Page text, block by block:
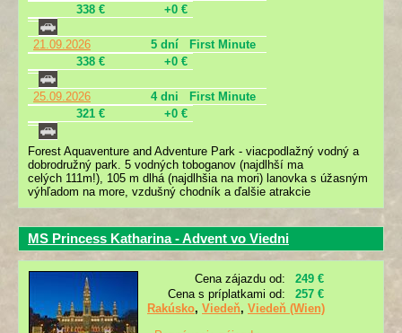
338 €
+0 €
21.09.2026 5 dní
First Minute
338 €
+0 €
25.09.2026 4 dni
First Minute
321 €
+0 €
Forest Aquaventure and Adventure Park - viacpodlažný vodný a
dobrodružný park. 5 vodných toboganov (najdlhší ma
celých 111m!), 105 m dlhá (najdlhšia na mori) lanovka s úžasným
výhľadom na more, vzdušný chodník a ďalšie atrakcie
MS Princess Katharina - Advent vo Viedni
Cena zájazdu od:
249 €
Cena s príplatkami od:
257 €
Rakúsko, Viedeň, Viedeň (Wien)